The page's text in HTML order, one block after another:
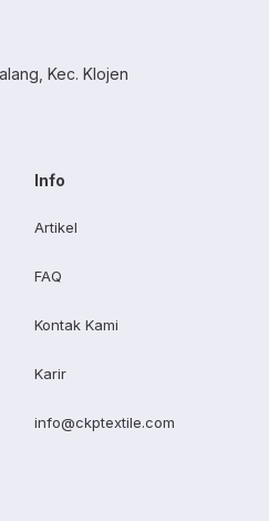
Kec. Klojen
Info
Artikel
FAQ
Kontak Kami
Karir
info@ckptextile.com